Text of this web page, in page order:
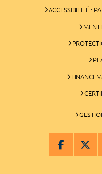
ACCESSIBILITÉ :